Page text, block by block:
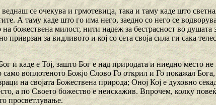
се очекува и грмотевица, така и таму каде што
А таму каде што го има него, заедно со него се
божествена милост, нити надеж за бестрасност во душата
приврзан за видливото и кој со сета своја сила ги сака
и каде е Тој, зашто Бог е над природата и ниедно место
воплотеното Божјо Слово Го открил и Го покажал Бога,
на својата Божествена природа; Оној Кој е духовно
а по Своето божество е неискажив. Впрочем, колку
просветлување.